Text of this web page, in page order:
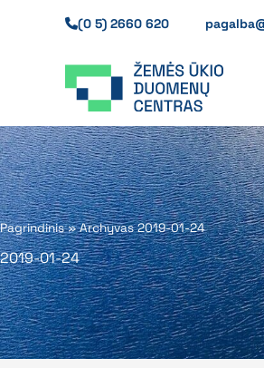
(0 5) 2660 620
Pagrindinis»Archyvas 2019-01-24
2019-01-24